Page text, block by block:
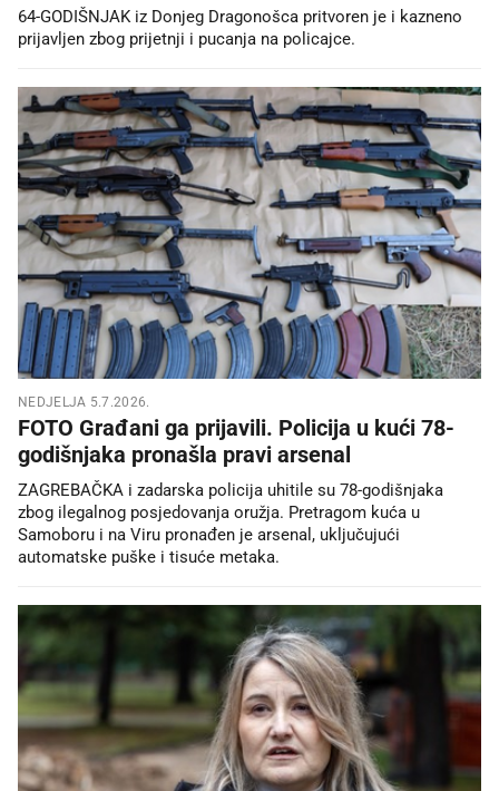
64-GODIŠNJAK iz Donjeg Dragonošca pritvoren je i kazneno
prijavljen zbog prijetnji i pucanja na policajce.
NEDJELJA 5.7.2026.
FOTO Građani ga prijavili. Policija u kući 78-
godišnjaka pronašla pravi arsenal
ZAGREBAČKA i zadarska policija uhitile su 78-godišnjaka
zbog ilegalnog posjedovanja oružja. Pretragom kuća u
Samoboru i na Viru pronađen je arsenal, uključujući
automatske puške i tisuće metaka.